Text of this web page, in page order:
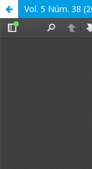
Vol. 5 Núm. 38